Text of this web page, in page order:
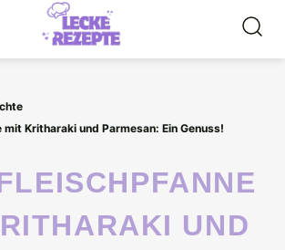
Kritharaki und Parmesan: Ein Genuss!
UND